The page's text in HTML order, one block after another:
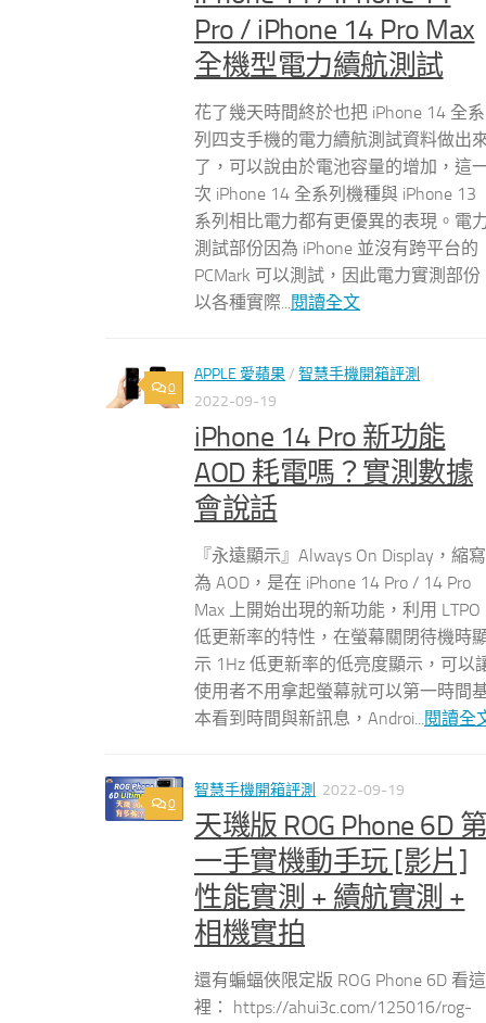
Pro / iPhone 14 Pro Max
全機型電力續航測試
花了幾天時間終於也把 iPhone 14 全系
列四支手機的電力續航測試資料做出
了，可以說由於電池容量的增加，這
次 iPhone 14 全系列機種與 iPhone 13
系列相比電力都有更優異的表現。電
測試部份因為 iPhone 並沒有跨平台的
PCMark 可以測試，因此電力實測部份
以各種實際...閱讀全文
0
APPLE 愛蘋果/ 智慧手機開箱評測
2022-09-19
iPhone 14 Pro 新功能
AOD 耗電嗎？實測數據
會說話
『永遠顯示』Always On Display，縮寫
為 AOD，是在 iPhone 14 Pro / 14 Pro
Max 上開始出現的新功能，利用 LTPO
低更新率的特性，在螢幕關閉待機時
示 1Hz 低更新率的低亮度顯示，可以
使用者不用拿起螢幕就可以第一時間
本看到時間與新訊息，Androi...閱讀全
0
智慧手機開箱評測 2022-09-19
天璣版 ROG Phone 6D 第
一手實機動手玩 [影片]
性能實測 + 續航實測 +
相機實拍
還有蝙蝠俠限定版 ROG Phone 6D 看這
裡： https://ahui3c.com/125016/rog-